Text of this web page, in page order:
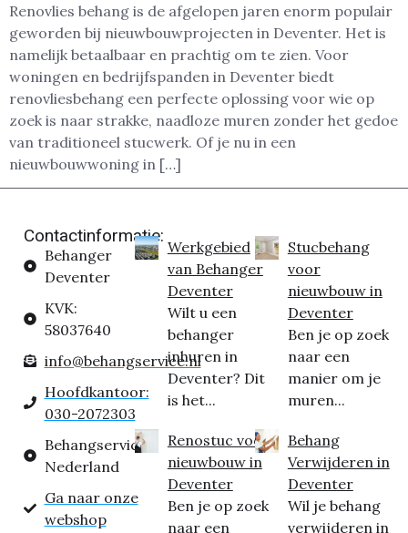
Renovlies behang is de afgelopen jaren enorm populair
geworden bij nieuwbouwprojecten in Deventer. Het is
namelijk betaalbaar en prachtig om te zien. Voor
woningen en bedrijfspanden in Deventer biedt
renovliesbehang een perfecte oplossing voor wie op
zoek is naar strakke, naadloze muren zonder het gedoe
van traditioneel stucwerk. Of je nu in een
nieuwbouwwoning in […]
Contactinformatie:
Behanger
Deventer
KVK:
58037640
info@behangservice.nl
Hoofdkantoor:
030-2072303
Behangservice
Nederland
Ga naar onze
webshop
Werkgebied
van Behanger
Deventer
Wilt u een
behanger
inhuren in
Deventer? Dit
is het...
Renostuc voor
nieuwbouw in
Deventer
Ben je op zoek
naar een
Stucbehang
voor
nieuwbouw in
Deventer
Ben je op zoek
naar een
manier om je
muren...
Behang
Verwijderen in
Deventer
Wil je behang
verwijderen in